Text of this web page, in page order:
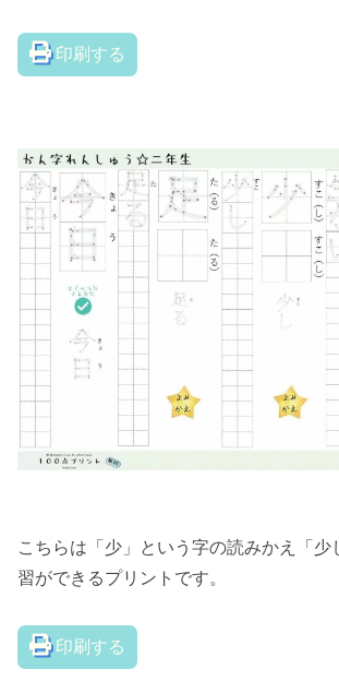
印刷する
こちらは「少」という字の読みかえ「少
習ができるプリントです。
印刷する